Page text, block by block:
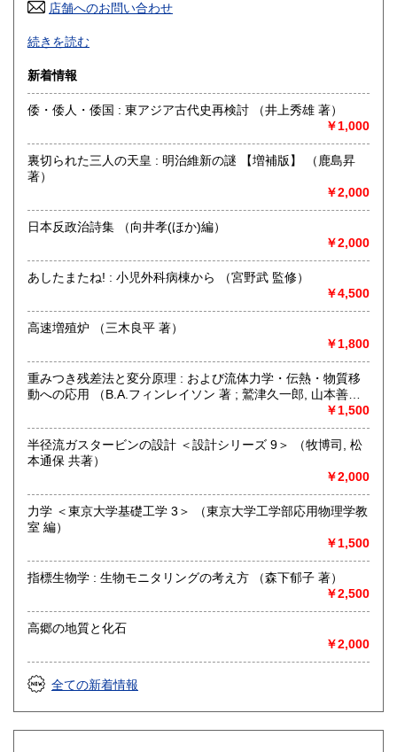
高知県 1,200円
佐賀県
熊本県 1,450円 大分県 1,450円
1,450円
沖縄県 1,500円
店舗へのお問い合わせ
【通信販売専門 (ご来店不可)】 の古書店です。
※大変申し訳ございませんが、店頭での販売は行っておりま
書籍の状態等、ご不明な点・気になる所がございましたら、
メールアドレス【book@koshofujiwarashoten.com】
※販売書籍につきまして【お電話でのお問い合わせ】は、現
品在庫を確認するためお時間を頂戴いたします。
沿線名：JR中央線・総武線・東京メトロ丸ノ内線
営業時間：【事務所営業・通信販売専門 (ご来店不可)】
9:00〜17:00 ※買取・仕入れ等で不在の場合がございます
書籍の買取について
自然科学等の学術書・専門書・その他資料買取り致します。
電話・FAX・メール等でお気軽にご相談下さいませ。
出張買取・配送料着払い(当店の支払い)で送って頂くことも
※お送り頂く場合は必ず事前にご連絡下さいませ。
取り扱い分野
【地球科学(地質・鉱物)・天文学・動物学・植物学・その他
自然科学】
続きを読む
新着情報
倭・倭人・倭国 : 東アジア古代史再検討 （井上秀雄 著）
￥1,000
裏切られた三人の天皇 : 明治維新の謎 【増補版】 （鹿島昇
著）
￥2,000
日本反政治詩集 （向井孝(ほか)編）
￥2,000
あしたまたね! : 小児外科病棟から （宮野武 監修）
￥4,500
高速増殖炉 （三木良平 著）
￥1,800
重みつき残差法と変分原理 : および流体力学・伝熱・物質移
動への応用 （B.A.フィンレイソン 著 ; 鷲津久一郎, 山本善之,
￥1,500
半径流ガスタービンの設計 ＜設計シリーズ 9＞ （牧博司, 松
本通保 共著）
￥2,000
力学 ＜東京大学基礎工学 3＞ （東京大学工学部応用物理学教
室 編）
￥1,500
指標生物学 : 生物モニタリングの考え方 （森下郁子 著）
￥2,500
高郷の地質と化石
￥2,000
全ての新着情報